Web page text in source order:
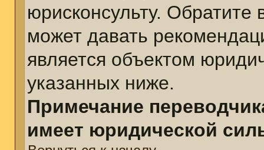
юрисконсульту.
может давать
является объектом
указанных ниже.
Примечание
имеет юридической